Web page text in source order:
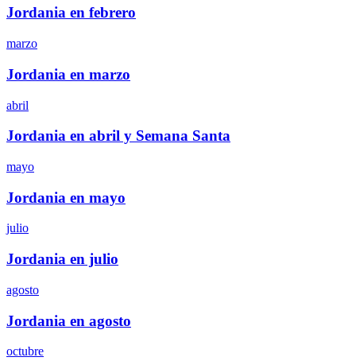
Jordania en febrero
marzo
Jordania en marzo
abril
Jordania en abril y Semana Santa
mayo
Jordania en mayo
julio
Jordania en julio
agosto
Jordania en agosto
octubre